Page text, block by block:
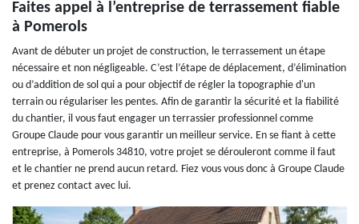
Faites appel à l’entreprise de terrassement fiable
à Pomerols
Avant de débuter un projet de construction, le terrassement un étape
nécessaire et non négligeable. C’est l’étape de déplacement, d’élimination
ou d’addition de sol qui a pour objectif de régler la topographie d'un
terrain ou régulariser les pentes. Afin de garantir la sécurité et la fiabilité
du chantier, il vous faut engager un terrassier professionnel comme
Groupe Claude pour vous garantir un meilleur service. En se fiant à cette
entreprise, à Pomerols 34810, votre projet se dérouleront comme il faut
et le chantier ne prend aucun retard. Fiez vous vous donc à Groupe Claude
et prenez contact avec lui.